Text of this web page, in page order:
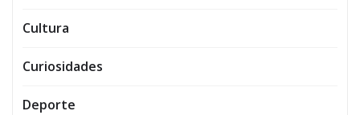
Cultura
Curiosidades
Deporte